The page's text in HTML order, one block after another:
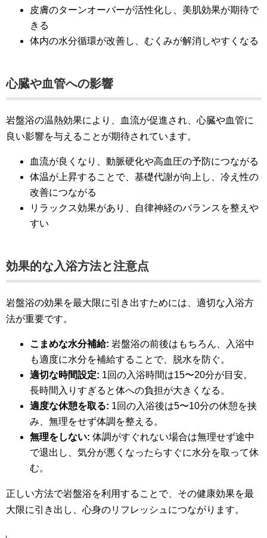
皮膚のターンオーバーが活性化し、美肌効果が期待で
きる
体内の水分循環が改善し、むくみが解消しやすくなる
心臓や血管への影響
岩盤浴の温熱効果により、血流が促進され、心臓や血管に
良い影響を与えることが期待されています。
血流が良くなり、動脈硬化や高血圧の予防につながる
体温が上昇することで、基礎代謝が向上し、冷え性の
改善につながる
リラックス効果があり、自律神経のバランスを整えや
すい
効果的な入浴方法と注意点
岩盤浴の効果を最大限に引き出すためには、適切な入浴方
法が重要です。
こまめな水分補給: 岩盤浴の前後はもちろん、入浴中
も適度に水分を補給することで、脱水を防ぐ。
適切な時間設定: 1回の入浴時間は15〜20分が目安。
長時間入りすぎると体への負担が大きくなる。
適度な休憩を取る: 1回の入浴後は5〜10分の休憩を挟
み、無理をせず体調を整える。
無理をしない: 体調がすぐれない場合は無理せず途中
で退出し、気分が悪くなったらすぐに水分を取って休
む。
正しい方法で岩盤浴を利用することで、その健康効果を最
大限に引き出し、心身のリフレッシュにつながります。